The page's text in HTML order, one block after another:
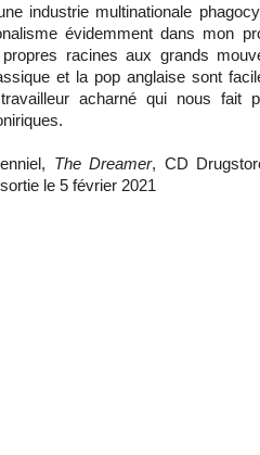
industrie multinationale
évidemment dans mon
racines aux grands
et la pop anglaise sont
acharné qui nous fait
The Dreamer, CD
le 5 février 2021